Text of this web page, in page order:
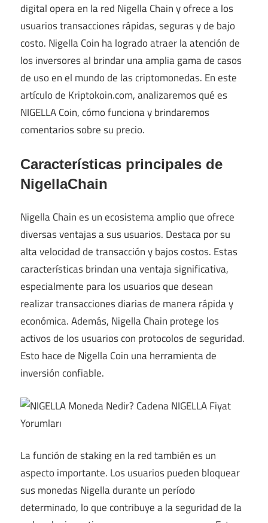
digital opera en la red Nigella Chain y ofrece a los
usuarios transacciones rápidas, seguras y de bajo
costo. Nigella Coin ha logrado atraer la atención de
los inversores al brindar una amplia gama de casos
de uso en el mundo de las criptomonedas. En este
artículo de Kriptokoin.com, analizaremos qué es
NIGELLA Coin, cómo funciona y brindaremos
comentarios sobre su precio.
Características principales de
NigellaChain
Nigella Chain es un ecosistema amplio que ofrece
diversas ventajas a sus usuarios. Destaca por su
alta velocidad de transacción y bajos costos. Estas
características brindan una ventaja significativa,
especialmente para los usuarios que desean
realizar transacciones diarias de manera rápida y
económica. Además, Nigella Chain protege los
activos de los usuarios con protocolos de seguridad.
Esto hace de Nigella Coin una herramienta de
inversión confiable.
La función de staking en la red también es un
aspecto importante. Los usuarios pueden bloquear
sus monedas Nigella durante un período
determinado, lo que contribuye a la seguridad de la